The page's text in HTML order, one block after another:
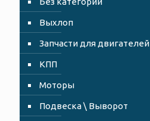
Выхлоп
Запчасти для двигателей
КПП
Моторы
Подвеска \ Выворот